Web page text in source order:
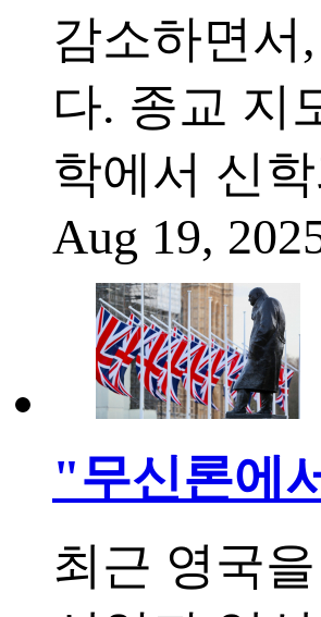
감소하면서
다. 종교 지
학에서 신
Aug 19,
"무신론에
최근 영국